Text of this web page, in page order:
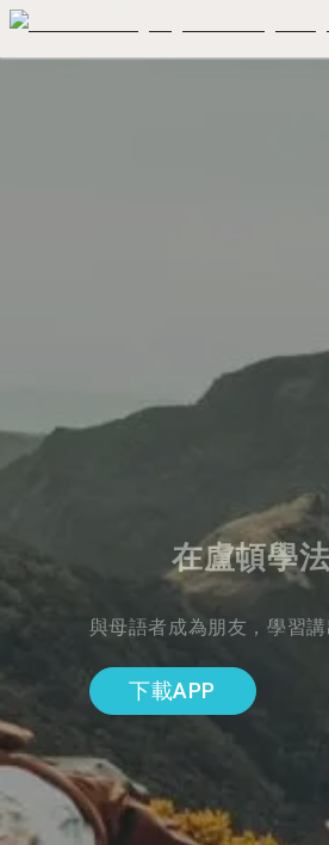
在盧頓學
與母語者成為朋友，學習
下載APP